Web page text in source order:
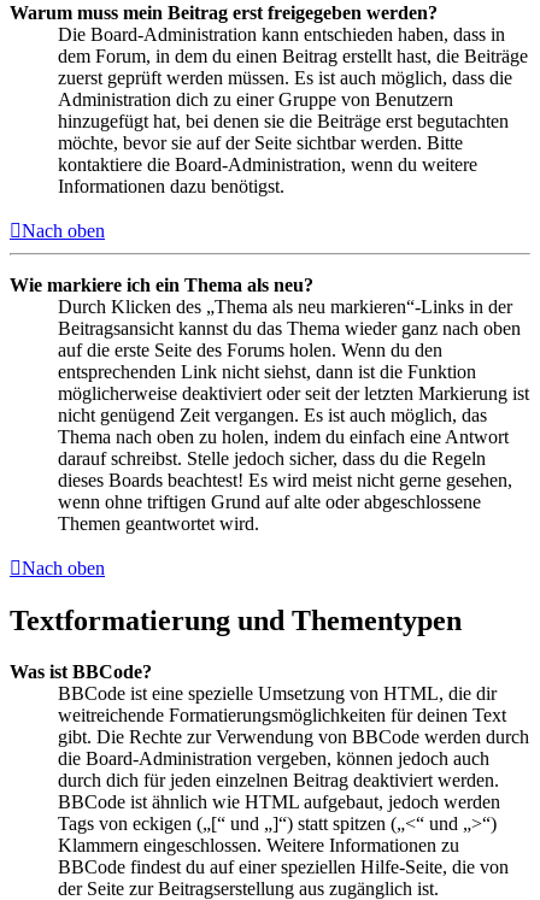
Warum muss mein Beitrag erst freigegeben werden?
Die Board-Administration kann entschieden haben, dass in
dem Forum, in dem du einen Beitrag erstellt hast, die Beiträge
zuerst geprüft werden müssen. Es ist auch möglich, dass die
Administration dich zu einer Gruppe von Benutzern
hinzugefügt hat, bei denen sie die Beiträge erst begutachten
möchte, bevor sie auf der Seite sichtbar werden. Bitte
kontaktiere die Board-Administration, wenn du weitere
Informationen dazu benötigst.
Nach oben
Wie markiere ich ein Thema als neu?
Durch Klicken des „Thema als neu markieren“-Links in der
Beitragsansicht kannst du das Thema wieder ganz nach oben
auf die erste Seite des Forums holen. Wenn du den
entsprechenden Link nicht siehst, dann ist die Funktion
möglicherweise deaktiviert oder seit der letzten Markierung ist
nicht genügend Zeit vergangen. Es ist auch möglich, das
Thema nach oben zu holen, indem du einfach eine Antwort
darauf schreibst. Stelle jedoch sicher, dass du die Regeln
dieses Boards beachtest! Es wird meist nicht gerne gesehen,
wenn ohne triftigen Grund auf alte oder abgeschlossene
Themen geantwortet wird.
Nach oben
Textformatierung und Thementypen
Was ist BBCode?
BBCode ist eine spezielle Umsetzung von HTML, die dir
weitreichende Formatierungsmöglichkeiten für deinen Text
gibt. Die Rechte zur Verwendung von BBCode werden durch
die Board-Administration vergeben, können jedoch auch
durch dich für jeden einzelnen Beitrag deaktiviert werden.
BBCode ist ähnlich wie HTML aufgebaut, jedoch werden
Tags von eckigen („[“ und „]“) statt spitzen („<“ und „>“)
Klammern eingeschlossen. Weitere Informationen zu
BBCode findest du auf einer speziellen Hilfe-Seite, die von
der Seite zur Beitragserstellung aus zugänglich ist.